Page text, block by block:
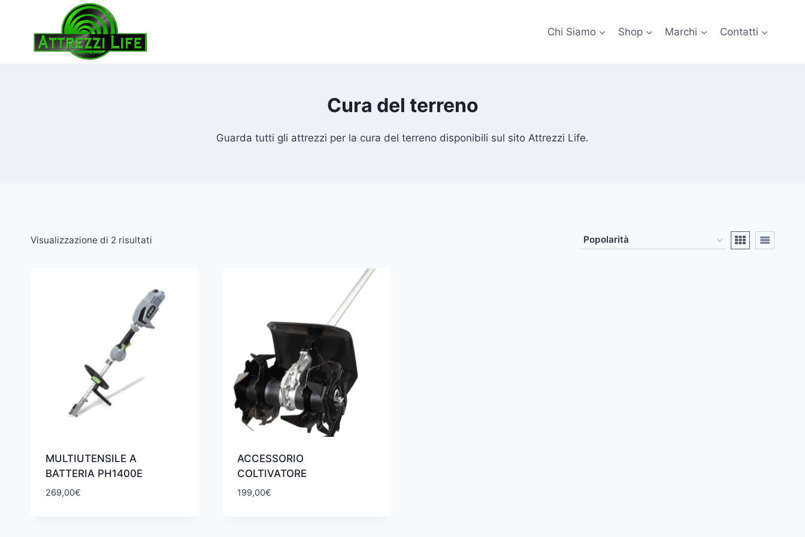
contenuto
Chi Siamo Shop Marchi Contatti
Cura del terreno
Guarda tutti gli attrezzi per la cura del terreno disponibili sul sito Attrezzi Life.
Visualizzazione di 2 risultati
MULTIUTENSILE A
BATTERIA PH1400E
269,00€
ACCESSORIO
COLTIVATORE
199,00€